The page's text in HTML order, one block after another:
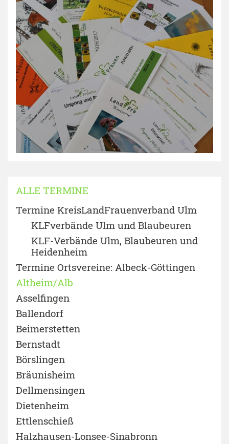
ALLE TERMINE
Termine KreisLandFrauenverband Ulm
KLFverbände Ulm und Blaubeuren
KLF-Verbände Ulm, Blaubeuren und
Heidenheim
Termine Ortsvereine: Albeck-Göttingen
Altheim/Alb
Asselfingen
Ballendorf
Beimerstetten
Bernstadt
Börslingen
Bräunisheim
Dellmensingen
Dietenheim
Ettlenschieß
Halzhausen-Lonsee-Sinabronn